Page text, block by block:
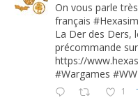
On vous parle
français
La Der des Ders,
précommande
https://
#Wargames
1